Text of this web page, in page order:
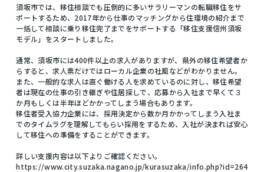
須坂市では、移住相談でも圧倒的に多いサラリーマンの転職移住をサ
ポートするため、2017年から仕事のマッチングから住環境の紹介まで
一括して相談に乗り移住完了までをサポートする「移住支援信州須坂
モデル」をスタートしました。
通常、須坂市には400件以上の求人がありますが、県外の移住希望者か
らすると、求人票だけではローカル企業の社風などがわかりません。
また、一般的な求人は直ぐ働ける人を求めているのに対し、移住希望
者は現在の仕事の引き継ぎや住居探しで、応募から入社まで早くて３
か月もしくは半年ほどかかってしまう場合もあります。
移住者受入協力企業には、採用決定から数か月かかってしまう入社ま
でのタイムラグを理解してもらい採用をするため、入社が決まれば安心
して移住への準備をすることができます。
詳しい支援内容は以下よりご確認ください。
https://www.city.suzaka.nagano.jp/kurasuzaka/info.php?id=264